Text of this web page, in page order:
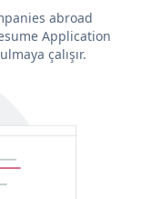
abroad
Application
çalışır.